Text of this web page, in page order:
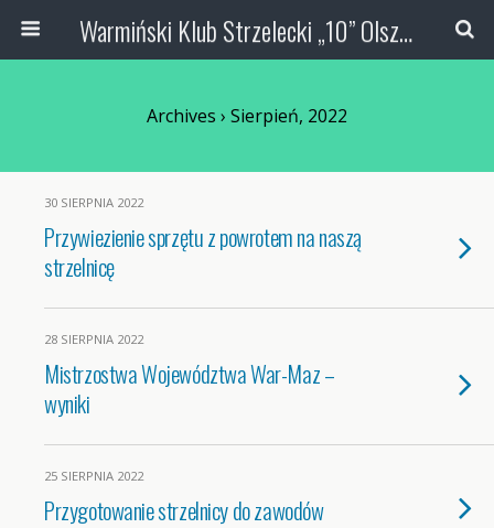
Warmiński Klub Strzelecki „10” Olsztyn
Archives › Sierpień, 2022
30 SIERPNIA 2022
Przywiezienie sprzętu z powrotem na naszą
strzelnicę
28 SIERPNIA 2022
Mistrzostwa Województwa War-Maz –
wyniki
25 SIERPNIA 2022
Przygotowanie strzelnicy do zawodów